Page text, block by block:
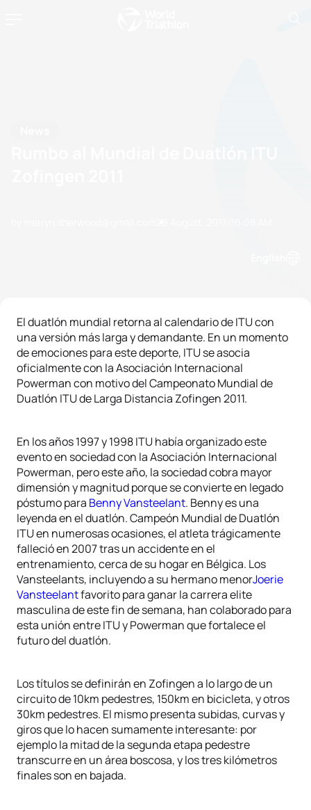
El duatlón mundial retorna al calendario de ITU con
una versión más larga y demandante. En un momento
de emociones para este deporte, ITU se asocia
oficialmente con la Asociación Internacional
Powerman con motivo del Campeonato Mundial de
Duatlón ITU de Larga Distancia Zofingen 2011.
En los años 1997 y 1998 ITU había organizado este
evento en sociedad con la Asociación Internacional
Powerman, pero este año, la sociedad cobra mayor
dimensión y magnitud porque se convierte en legado
póstumo para Benny Vansteelant. Benny es una
leyenda en el duatlón. Campeón Mundial de Duatlón
ITU en numerosas ocasiones, el atleta trágicamente
falleció en 2007 tras un accidente en el
entrenamiento, cerca de su hogar en Bélgica. Los
Vansteelants, incluyendo a su hermano menorJoerie
Vansteelantfavorito para ganar la carrera elite
masculina de este fin de semana, han colaborado para
esta unión entre ITU y Powerman que fortalece el
futuro del duatlón.
Los títulos se definirán en Zofingen a lo largo de un
circuito de 10km pedestres, 150km en bicicleta, y otros
30km pedestres. El mismo presenta subidas, curvas y
giros que lo hacen sumamente interesante: por
ejemplo la mitad de la segunda etapa pedestre
transcurre en un área boscosa, y los tres kilómetros
finales son en bajada.